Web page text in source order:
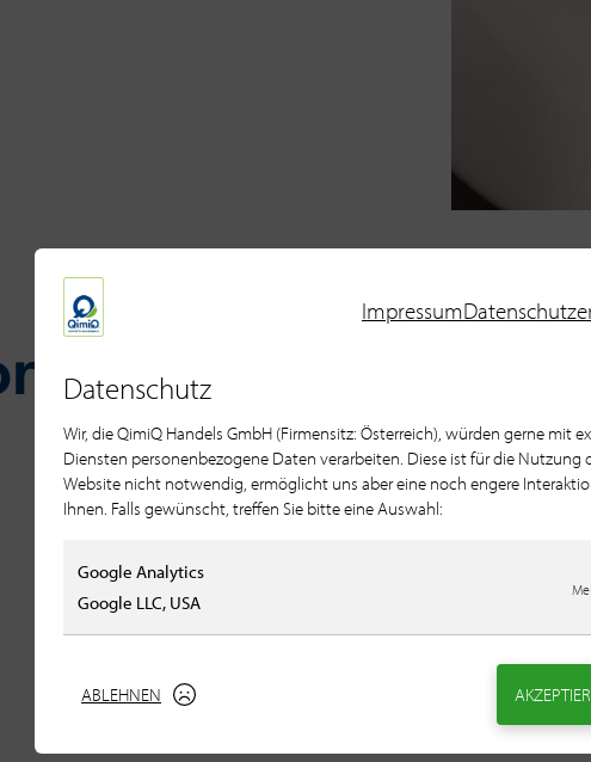
Impressum
Datenschutz
Wir, die QimiQ Handels GmbH (Firmensitz: Österreich), würden gerne mit
Diensten personenbezogene Daten verarbeiten. Diese ist für die Nutzung
Website nicht notwendig, ermöglicht uns aber eine noch engere
Ihnen. Falls gewünscht, treffen Sie bitte eine Auswahl:
Google Analytics
Google LLC, USA
ABLEHNEN